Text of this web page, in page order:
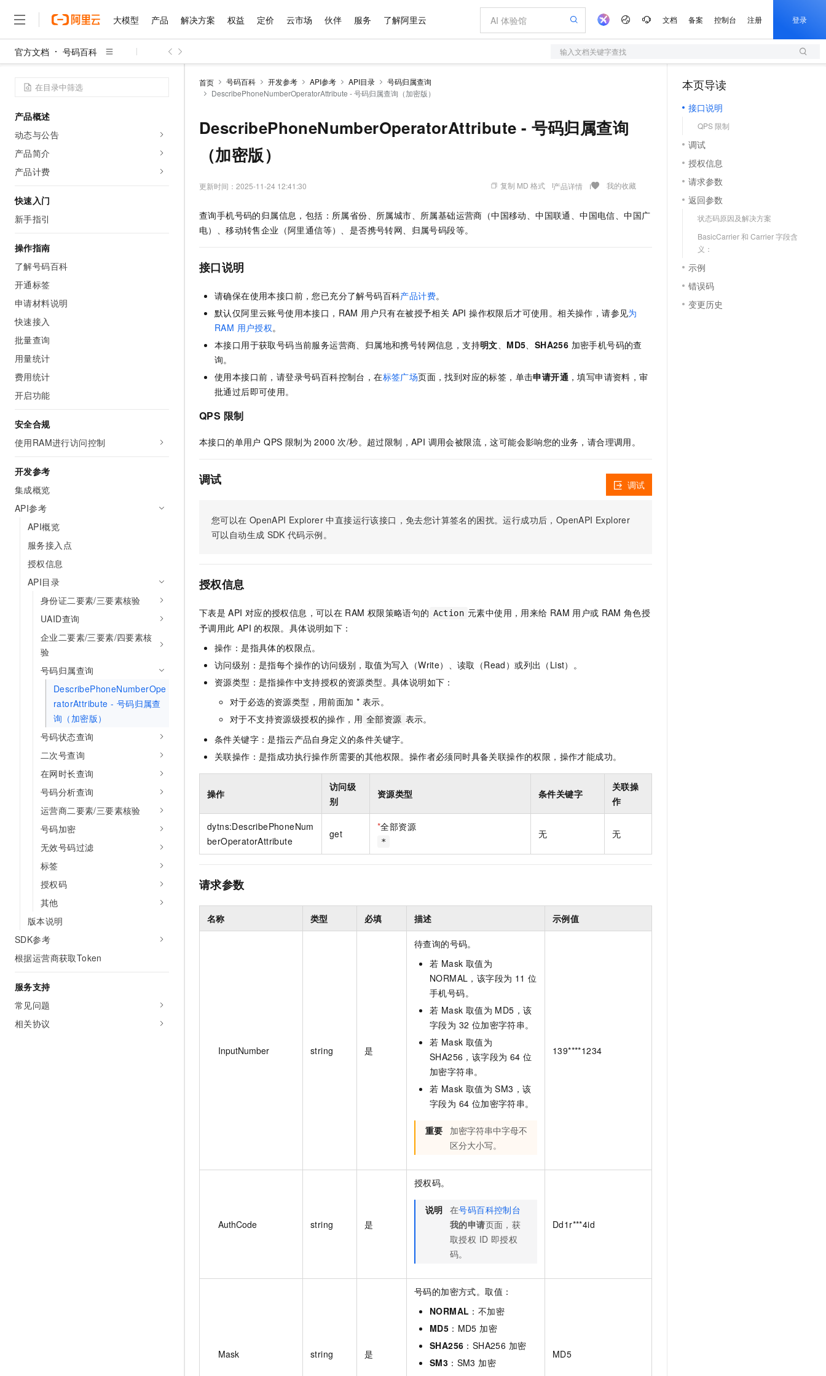
大模型 产品 解决方案 权益 定价 云市场 伙伴 服务 了解阿里云 文档 备案 控制台 注册 登录
官方文档 号码百科 输入文档关键字查找
产品概述
动态与公告
产品简介
产品计费
快速入门
新手指引
操作指南
了解号码百科
开通标签
申请材料说明
快速接入
批量查询
用量统计
费用统计
开启功能
安全合规
使用RAM进行访问控制
开发参考
集成概览
API参考
API概览
服务接入点
授权信息
API目录
身份证二要素/三要素核验
UAID查询
企业二要素/三要素/四要素核
验
号码归属查询
DescribePhoneNumberOpe
ratorAttribute - 号码归属查
询（加密版）
号码状态查询
二次号查询
在网时长查询
号码分析查询
运营商二要素/三要素核验
号码加密
无效号码过滤
标签
授权码
其他
版本说明
SDK参考
根据运营商获取Token
服务支持
常见问题
相关协议
首页 号码百科 开发参考 API参考 API目录
号码归属查询
DescribePhoneNumberOperatorAttribute - 号码归属查询（加密版）
DescribePhoneNumberOperatorAttribute - 号码归属查询
（加密版）
更新时间： 2025-11-24 12:41:30 复制 MD 格式 产品详情 我的收藏
查询手机号码的归属信息，包括：所属省份、所属城市、所属基础运营商（中国移动、中国联通、中国电信、中国广
电）、移动转售企业（阿里通信等）、是否携号转网、归属号码段等。
接口说明
请确保在使用本接口前，您已充分了解号码百科产品计费。
默认仅阿里云账号使用本接口，RAM 用户只有在被授予相关 API 操作权限后才可使用。相关操作，请参见为
RAM 用户授权。
本接口用于获取号码当前服务运营商、归属地和携号转网信息，支持明文、 MD5、 SHA256 加密手机号码的查
询。
使用本接口前，请登录号码百科控制台，在标签广场页面，找到对应的标签，单击申请开通 ，填写申请资料，审
批通过后即可使用。
QPS 限制
本接口的单用户 QPS 限制为 2000 次/秒。超过限制，API 调用会被限流，这可能会影响您的业务，请合理调用。
调试
您可以在 OpenAPI Explorer 中直接运行该接口，免去您计算签名的困扰。运行成功后，OpenAPI Explorer
可以自动生成 SDK 代码示例。
调试
授权信息
下表是 API 对应的授权信息，可以在 RAM 权限策略语句的 Action 元素中使用，用来给 RAM 用户或 RAM 角色授
予调用此 API 的权限。具体说明如下：
操作：是指具体的权限点。
访问级别：是指每个操作的访问级别，取值为写入（Write）、读取（Read）或列出（List）。
资源类型：是指操作中支持授权的资源类型。具体说明如下：
对于必选的资源类型，用前面加 * 表示。
对于不支持资源级授权的操作，用 全部资源 表示。
条件关键字：是指云产品自身定义的条件关键字。
关联操作：是指成功执行操作所需要的其他权限。操作者必须同时具备关联操作的权限，操作才能成功。
操作
访问级
别
资源类型 条件关键字
关联操
作
dytns:DescribePhoneNum
berOperatorAttribute
get
*全部资源
*
无 无
请求参数
名称 类型 必填 描述 示例值
InputNumber string 是
待查询的号码。
若 Mask 取值为
NORMAL，该字段为 11 位
手机号码。
若 Mask 取值为 MD5，该
字段为 32 位加密字符串。
若 Mask 取值为
SHA256，该字段为 64 位
加密字符串。
若 Mask 取值为 SM3，该
字段为 64 位加密字符串。
重要
加密字符串中字母不
区分大小写。
139****1234
AuthCode string 是
授权码。
说明 在号码百科控制台
我的申请页面，获
取授权 ID 即授权
码。
Dd1r***4id
Mask string 是
号码的加密方式。取值：
NORMAL ：不加密
MD5 ：MD5 加密
SHA256 ：SHA256 加密
SM3 ：SM3 加密
MD5
本页导读
接口说明
QPS 限制
调试
授权信息
请求参数
返回参数
状态码原因及解决方案
BasicCarrier 和 Carrier 字段含
义：
示例
错误码
变更历史
大模型
千问AI平台
大模型
文本生成
Qwen3.8-Max HOT
Qwen3.7-Plus
Qwen3-VL-Plus
Deepseek-v4-pro
HappyHorse-1.1-T2V
语音识别与合成
Qwen3-TTS-Flash
高表现力语音合成大模型，语音克隆听感自然
Fun-ASR
大模型服务
千问AI平台-Token Plan
千问AI平台-模型体验
新一代 AI 视频生成模型，深度适配广告营销等场景 AI Native 的算法工程平台，一站式完成建模、训练、推理服务部署 云端极速 AI 应用创作平台
快速部署 Dify，高效搭建 AI 应用
依托云原生高可用架构,实现Dify私有化部署
10分钟微调：让0.6B模型媲美235B模型 多模态数据信息提取
产品
精选产品
容器
网络与CDN
安全
数据库
大数据计算
媒体服务
域名与网站
Serverless
开发工具
迁移与运维管理
专有云
精选产品
大模型服务平台百炼 大模型
千问大模型 大模型
多元化、高性能、安全可靠的大模型服务
随时随地安全接入的云上超级电脑
云解析DNS
覆盖公网/内网、递归/权威、移动APP等全场景解析服务
面向分析的企业级SaaS模式云数据仓库
域名与网站
对象存储 OSS
Qoder CN
基于千问大模型等，支持代码智能生成、研发智能问答
云数据库 RDS
面向真实软件的智能体编程平台
云原生数据库 PolarDB
100%兼容MySQL、PostgreSQL，兼容Oracle，支持集中和分布式
轻量应用服务器
数字证书管理服务（原SSL证书）
实现全站HTTPS，呈现可信的WEB访问
短信服务
大数据开发治理平台 DataWorks
解决方案
精选解决方案
大数据
安全
网络
可观测
上云与迁云
企业出海
政企业务
精选解决方案
千问办公，解锁你的工作新方式 NEW
Agency Agents：拥有专属领域专家
快速拥有专属 OpenClaw
让AI从“聊天伙伴”进化为能干活的“数字员工”
睿译宝，AI翻译排版一步到位
GLM-5.2：长任务时代开源旗舰模型
Claude Code + GStack 打造工程团队
安装技能 GStack，拥有专属 AI 工程团队
即刻拥有 DeepSeek-V4-Pro
从聊天伙伴进化为能主动干活的本地数字员工
低代码高效构建企业门户网站
以可视化方式快速构建移动和 PC 门户网站
一句话生成原生可编辑精美 PPT 文稿
输入一句话想法, 轻松生成专业的 PPT
一键部署幻兽帕鲁游戏服务器
一键购买专属联机服务器，轻松开启游戏
漫剧工坊：一站式动画创作平台
快速生产连贯的高质量长漫剧
10 分钟搭建微信、支付宝小程序
高效部署网站，快速应用到小程序
权益 普惠上云
普惠上云 官方力荐
官方推荐返现计划
推荐新用户得奖励，单订单最高返9万
高校专属算力普惠，学生认证享300元代金券
免费试用
最高领取价值200元试用点，立即开启云上创新
1亿+ 大模型 tokens 和 30+ 款产品免费体验
140+云产品 免费试用
大模型ACA认证体验
助力企业全员 AI 认知与能力提升
AI 特惠
智启 AI 普惠权益
阿里云 OPC 创新助力计划
Qwen3.8-Max 首发尝鲜，限时加量 10 倍，夜间低至2折
千问办公，限时限量积分加倍
你的AI工作搭子，覆盖日常办公高频场景
夜间 5 折，Qwen/Meoo/TokenPlan 客户专享
AI 场景体验
AI 电商营销
图文、视频一站生成，高效打造优质广告素材
AI 建站
0 代码专业建站，无忧落地极速上线
AI 活动
AI 生产力先锋
先锋实践拓展 AI 生产力的边界
飞天发布时刻
所见，即是所愿
AI 实训营
从基础到进阶，Agent 创客手把手教你
创新加速
上云场景组合购
云聚AI 严选权益
精选AI产品，从模型到应用全链提效
定价 产品定价
了解云产品的定价详情
云上成本管理
管理和优化成本
价格计算器
自助选配和估算价格
价格优势
配置报价器
阿里云 OPC 创新助力计划
Token 补贴，五大权
益加速 OPC 成功
云市场 精选商城
网站建设
友盟天域
观测云
蓝凌 OA
畅捷通
Tableau 订阅
AI空中课堂在线直播课堂（旗舰版）
生态解决方案
行业生态解决方案
开发者生态解决方案
AI 开发和 AI 应用解决方案
数据与 API
数据集
天气预报查询
ERP
财税管理
基础软件
JAVA
SUSE
建站小程序
模板建站
定制小程序
专业服务
公司注册
上云迁移
代维服务
SSL 证书
伙伴 成为销售伙伴
分销伙伴
销售伙伴合作计划
Consulting Partner 合作计划
AI 大模型销售与服务生态合作计划
成为产品伙伴
产品生态集成认证中心
产品生态伙伴工作台
产品伙伴合作计划
云存储合作计划
云网络合作计划
计划
服务伙伴合作计划
Al MaaS 服务伙伴赋能合作
伙伴信用分合作计划
更多支持
合作伙伴培训与认证
查询合作伙伴
登录合作伙伴管理后台
服务 售前咨询
在线服务
售后服务
自助服务
短信专区
企业增值服务
企业支持计划
企业增值服务台
创新中心
阿里云认证
健康状态
开发者社区
镜像站
我要反馈
了解阿里云 为什么选择阿里云
什么是云计算
安全合规
分析师报告
天池大赛
AI 算法大赛
入门学习赛
最佳实践
云上春晚
客户案例
市场活动
魔搭 ModelScope
魔搭 ModelScope
加入我们
校园招聘